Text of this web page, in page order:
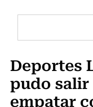
Cultura
Programas Radio
Deportes
pudo
empatar